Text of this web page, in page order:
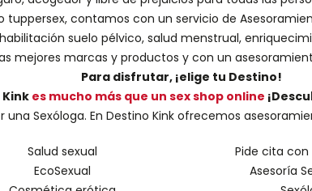
tuppersex, contamos con un servicio de
suelo pélvico, salud menstrual,
mejores marcas y productos y con un
Para disfrutar, ¡elige tu Destino!
es mucho más que un sex shop online
Sexóloga. En Destino Kink ofrecemos
Salud sexual
EcoSexual
Pide cita con
Asesoría